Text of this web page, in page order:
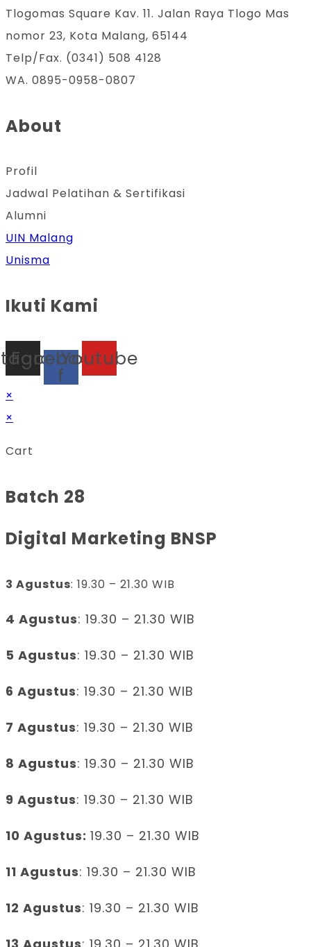
Tlogomas Square Kav. 11. Jalan Raya Tlogo Mas
nomor 23, Kota Malang, 65144
Telp/Fax. (0341) 508 4128
WA. 0895-0958-0807
About
Profil
Jadwal Pelatihan & Sertifikasi
Alumni
UIN Malang
Unisma
Ikuti Kami
Facebook-
f
Youtube
×
×
Cart
Batch 28
Digital Marketing BNSP
3 Agustus: 19.30 – 21.30 WIB
4 Agustus: 19.30 – 21.30 WIB
5 Agustus: 19.30 – 21.30 WIB
6 Agustus: 19.30 – 21.30 WIB
7 Agustus: 19.30 – 21.30 WIB
8 Agustus: 19.30 – 21.30 WIB
9 Agustus: 19.30 – 21.30 WIB
10 Agustus: 19.30 – 21.30 WIB
11 Agustus: 19.30 – 21.30 WIB
12 Agustus: 19.30 – 21.30 WIB